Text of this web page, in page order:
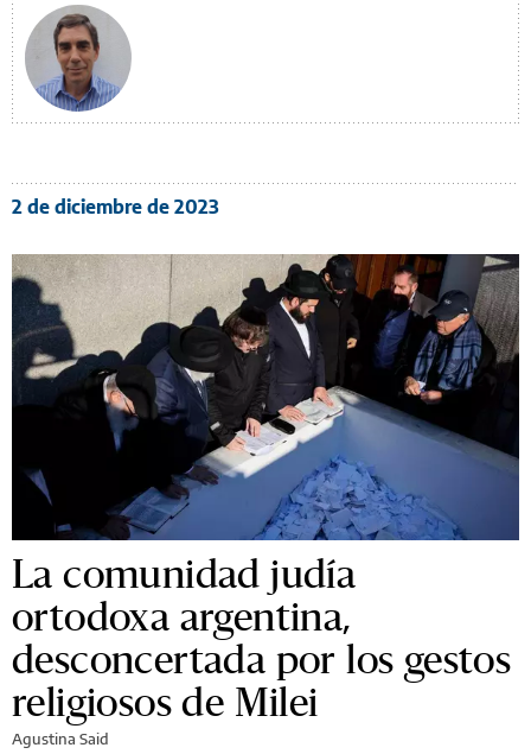
2 de diciembre de 2023
La comunidad judía
ortodoxa argentina,
desconcertada por los gestos
religiosos de Milei
Agustina Said